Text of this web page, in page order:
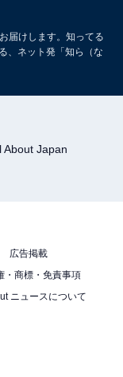
届けします。知ってる
、ネット発「知ら（な
About Japan
広告掲載
・商標・免責事項
ニュースについて